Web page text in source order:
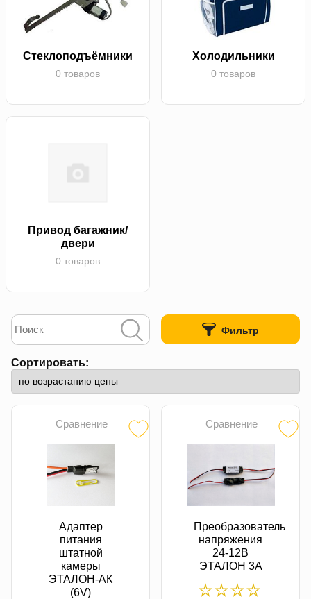
Стеклоподъёмники
0 товаров
Холодильники
0 товаров
Привод багажник/
двери
0 товаров
Фильтр
Сортировать:
Сравнение
Адаптер
питания
штатной
камеры
ЭТАЛОН-АК
(6V)
Сравнение
Преобразователь
напряжения
24-12В
ЭТАЛОН 3A